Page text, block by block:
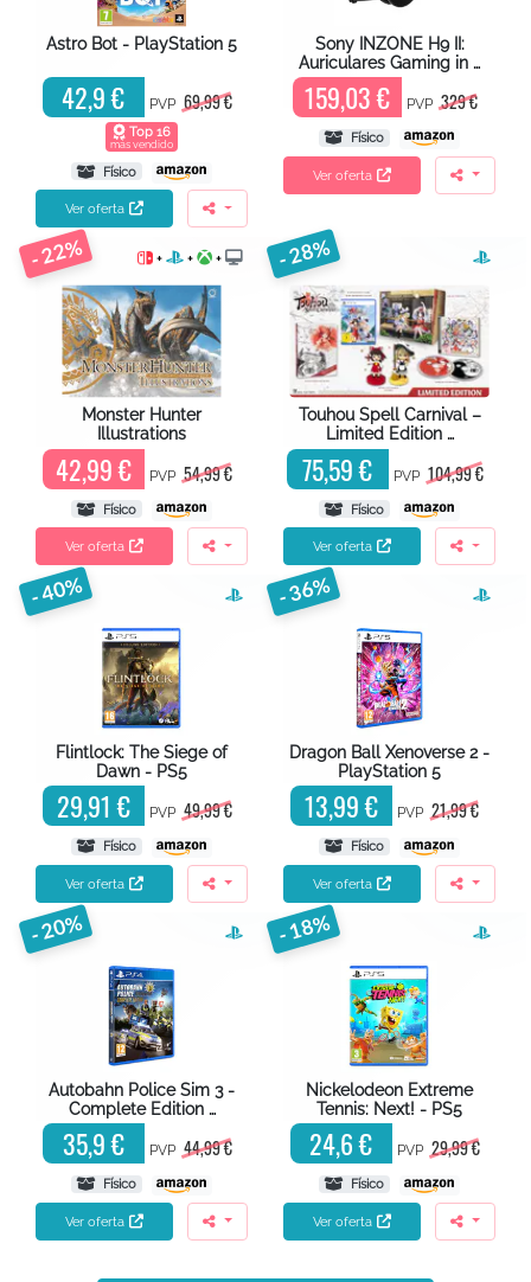
Astro Bot - PlayStation 5
42,9 € PVP 69,99 €
Top 16
más vendido
Físico
Ver oferta
Sony INZONE H9 II:
Auriculares Gaming in …
159,03 € PVP 329 €
Físico
Ver oferta
- 22% + + +
Monster Hunter
Illustrations
42,99 € PVP 54,99 €
Físico
Ver oferta
- 28%
Touhou Spell Carnival –
Limited Edition …
75,59 € PVP 104,99 €
Físico
Ver oferta
- 40%
Flintlock: The Siege of
Dawn - PS5
29,91 € PVP 49,99 €
Físico
Ver oferta
- 36%
Dragon Ball Xenoverse 2 -
PlayStation 5
13,99 € PVP 21,99 €
Físico
Ver oferta
- 20%
Autobahn Police Sim 3 -
Complete Edition …
35,9 € PVP 44,99 €
Físico
Ver oferta
- 18%
Nickelodeon Extreme
Tennis: Next! - PS5
24,6 € PVP 29,99 €
Físico
Ver oferta